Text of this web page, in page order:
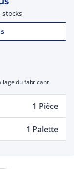
du fabricant
1 Pièce
1 Palette